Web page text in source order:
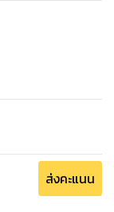
ส่งคะแนน